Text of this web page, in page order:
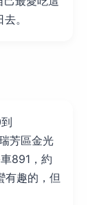
。
芳區金光
891，約
有趣的，但